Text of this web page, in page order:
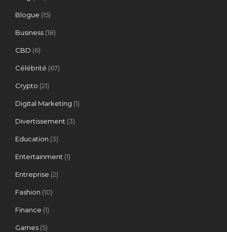
Blogue (15)
Business (18)
CBD (6)
Célébrité (67)
Crypto (21)
Digital Marketing (1)
Divertissement (3)
Education (3)
Entertainment (1)
Entreprise (2)
Fashion (10)
Finance (1)
Games (5)